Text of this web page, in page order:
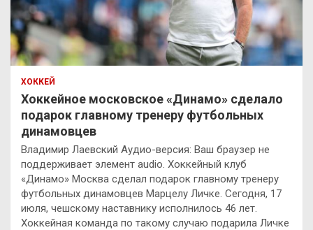
ХОККЕЙ
Хоккейное московское «Динамо» сделало
подарок главному тренеру футбольных
динамовцев
Владимир Лаевский Аудио-версия: Ваш браузер не
поддерживает элемент audio. Хоккейный клуб
«Динамо» Москва сделал подарок главному тренеру
футбольных динамовцев Марцелу Личке. Сегодня, 17
июля, чешскому наставнику исполнилось 46 лет.
Хоккейная команда по такому случаю подарила Личке